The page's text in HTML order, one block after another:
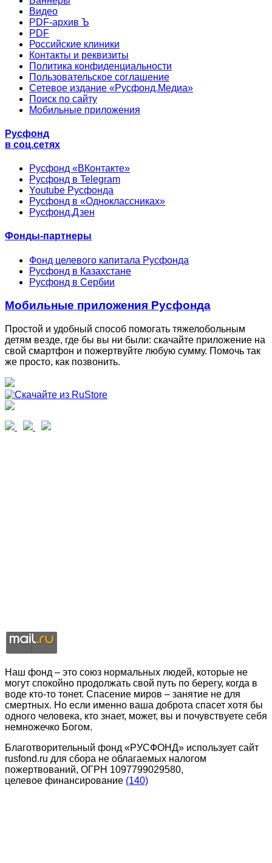
Видео
PDF-архив Ъ
PDF
Российские клиники
Контакты и реквизиты
Политика конфиденциальности
Пользовательское соглашение
Сетевое издание «Русфонд.Медиа»
Поиск по сайту
Мобильные приложения
Русфонд
в соц.сетях
Русфонд «ВКонтакте»
Русфонд в Telegram
Youtube Русфонда
Русфонд в «Одноклассниках»
Русфонд.Дзен
Фонды-партнеры
Фонд целевого капитала Русфонда
Русфонд в Казахстане
Русфонд в Сербии
Мобильные приложения Русфонда
Простой и удобный способ помогать тяжелобольным
детям везде, где бы вы ни были: скачайте приложение на
свой смартфон и пожертвуйте любую сумму. Помочь так
же просто, как позвонить.
Наш фонд – это союз нормальных людей, которые не
могут спокойно продолжать свой путь по берегу, когда в
воде кто-то тонет. Спасение миров – занятие не для
смертных. Но если именно ваша доброта спасет хотя бы
одного человека, кто знает, может, вы и почувствуете себя
немножечко Богом.
Благотворительный фонд «РУСФОНД» использует сайт
rusfond.ru для сбора не облагаемых налогом
пожертвований, ОГРН 1097799029580,
целевое финансирование (140)